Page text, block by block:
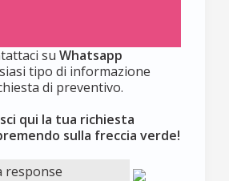
su Whatsapp
tipo di informazione
di preventivo.
qui la tua richiesta
sulla freccia verde!